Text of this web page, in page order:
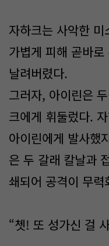
자하크는 사악한
가볍게 피해 곧바
날려버렸다.
그러자, 아이린은
크에게 휘둘렀다.
아이린에게 발사했
은 두 갈래 칼날과
쇄되어 공격이 무력
“쳇! 또 성가신 걸